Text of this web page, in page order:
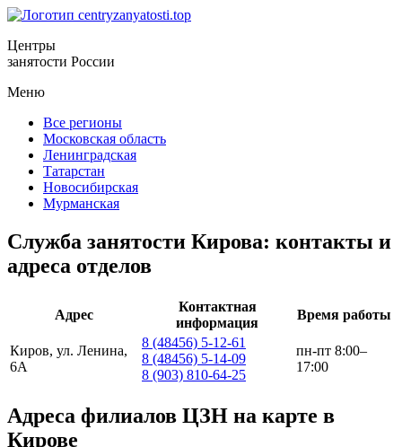
Центры
занятости России
Меню
Все регионы
Московская область
Ленинградская
Татарстан
Новосибирская
Мурманская
Служба занятости Кирова: контакты и
адреса отделов
Адрес
Контактная
информация
Время работы
Киров, ул. Ленина,
6А
8 (48456) 5-12-61
8 (48456) 5-14-09
8 (903) 810-64-25
пн-пт 8:00–
17:00
Адреса филиалов ЦЗН на карте в
Кирове